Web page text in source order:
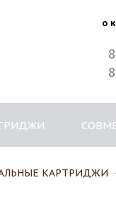
о
КАРТРИДЖИ